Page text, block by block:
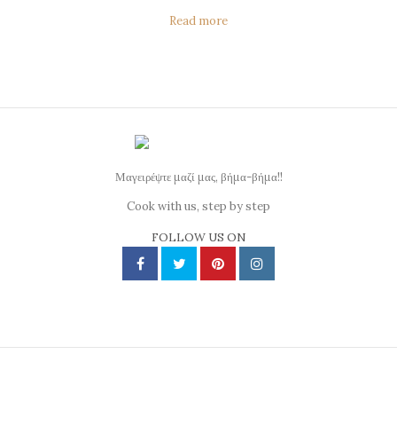
Read more
Μαγειρέψτε μαζί μας, βήμα-βήμα!!
Cook with us, step by step
FOLLOW US ON